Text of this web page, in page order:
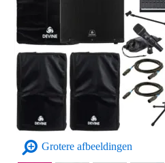
Grotere afbeeldingen